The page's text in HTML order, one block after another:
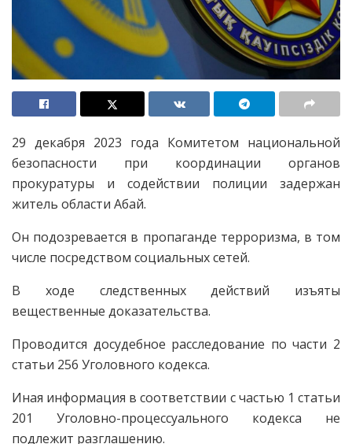
29 декабря 2023 года Комитетом национальной
безопасности при координации органов
прокуратуры и содействии полиции задержан
житель области Абай.
Он подозревается в пропаганде терроризма, в том
числе посредством социальных сетей.
В ходе следственных действий изъяты
вещественные доказательства.
Проводится досудебное расследование по части 2
статьи 256 Уголовного кодекса.
Иная информация в соответствии с частью 1 статьи
201 Уголовно-процессуального кодекса не
подлежит разглашению.